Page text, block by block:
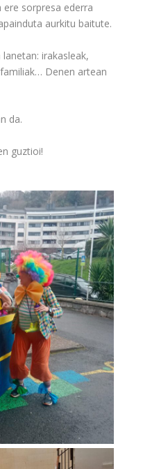
ere sorpresa ederra
aurkitu baitute.
irakasleak,
Denen artean
da.
guztioi!